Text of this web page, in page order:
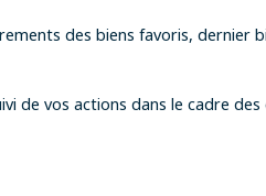
des biens favoris, dernier
de vos actions dans le cadre